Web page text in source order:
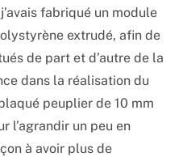
fabriqué un module
extrudé, afin de
de part et d’autre de la
dans la réalisation du
peuplier de 10 mm
l’agrandir un peu en
à avoir plus de